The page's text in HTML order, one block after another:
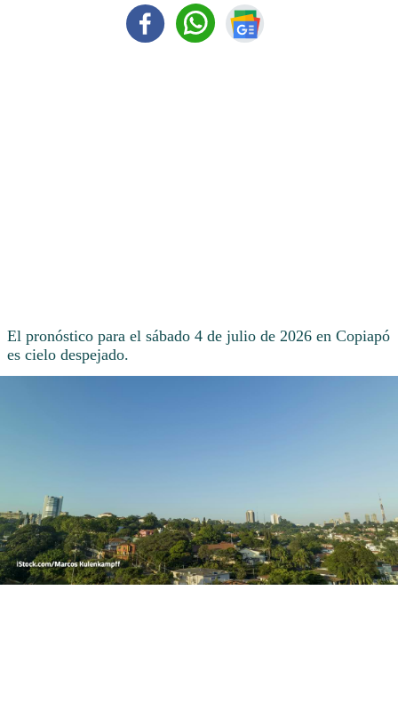
El pronóstico para el sábado 4 de julio de 2026 en Copiapó
es cielo despejado.